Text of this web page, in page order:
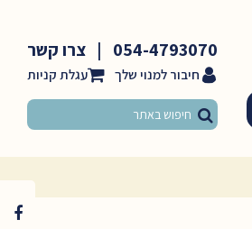
054-4793070
| צרו קשר
חיבור למנוי שלך